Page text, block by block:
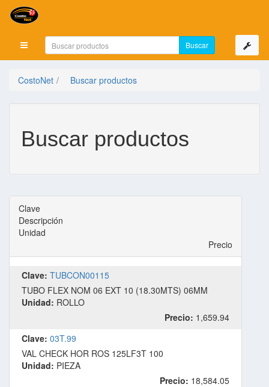
Mostrar menú
CostoNet Buscar productos
Buscar productos
Clave
Descripción
Unidad
Precio
Clave: TUBCON00115
TUBO FLEX NOM 06 EXT 10 (18.30MTS) 06MM
Unidad: ROLLO
Precio: 1,659.94
Clave: 03T.99
VAL CHECK HOR ROS 125LF3T 100
Unidad: PIEZA
Precio: 18,584.05